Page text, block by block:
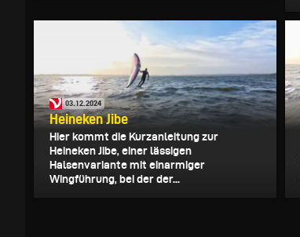
03.12.2024
Heineken Jibe
Hier kommt die Kurzanleitung zur
Heineken Jibe, einer lässigen
Halsenvariante mit einarmiger
Wingführung, bei der der...